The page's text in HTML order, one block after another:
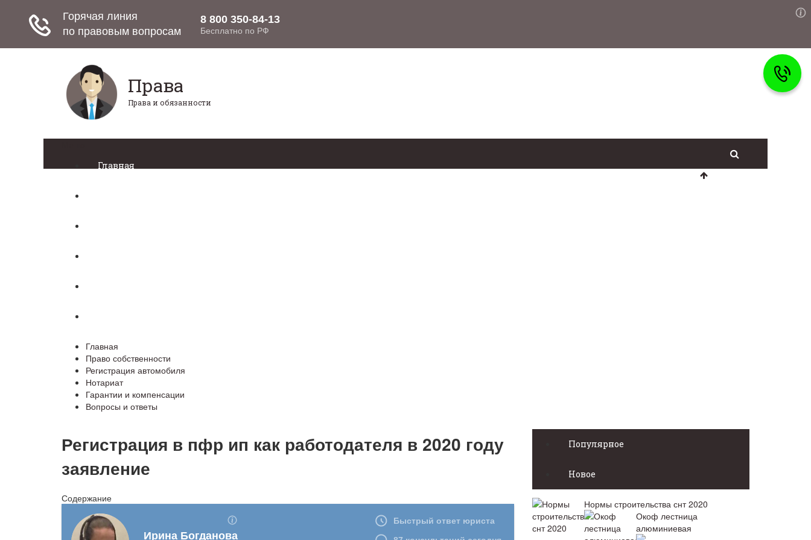
Права
Права и обязанности
Главная
Главная
Право собственности
Регистрация автомобиля
Нотариат
Гарантии и компенсации
Вопросы и ответы
Регистрация в пфр ип как работодателя в 2020 году
заявление
Содержание
Популярное
Новое
Нормы строительства снт 2020
Окоф лестница
алюминиевая